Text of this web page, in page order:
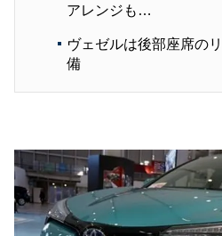
アレンジも…
ヴェゼルは後部座席の
備